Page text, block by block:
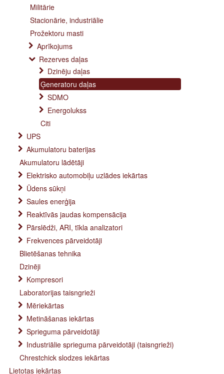
Militārie
Stacionārie, industriālie
Prožektoru masti
Aprīkojums
Rezerves daļas
Dzinēju daļas
Ģeneratoru daļas
SDMO
Energolukss
Citi
UPS
Akumulatoru baterijas
Akumulatoru lādētāji
Elektrisko automobiļu uzlādes iekārtas
Ūdens sūkņi
Saules enerģija
Reaktīvās jaudas kompensācija
Pārslēdži, ARI, tīkla analizatori
Frekvences pārveidotāji
Blietēšanas tehnika
Dzinēji
Kompresori
Laboratorijas taisngrieži
Mēriekārtas
Metināšanas iekārtas
Sprieguma pārveidotāji
Industriālie sprieguma pārveidotāji (taisngrieži)
Chrestchick slodzes iekārtas
Lietotas iekārtas